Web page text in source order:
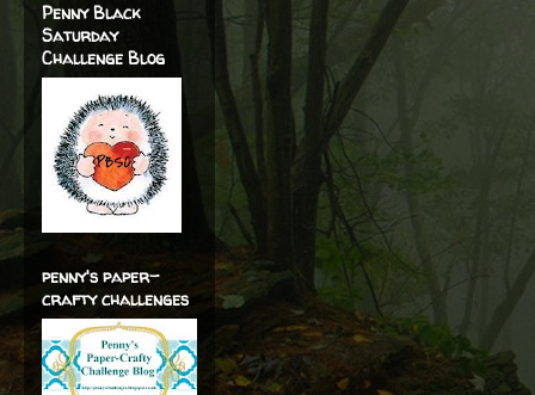
Penny Black
Saturday
Challenge Blog
penny's paper-
crafty challenges